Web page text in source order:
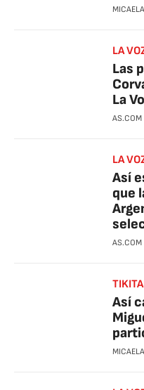
LA
Las
La
AS.COM
LA
Así
que
AS.COM
Así